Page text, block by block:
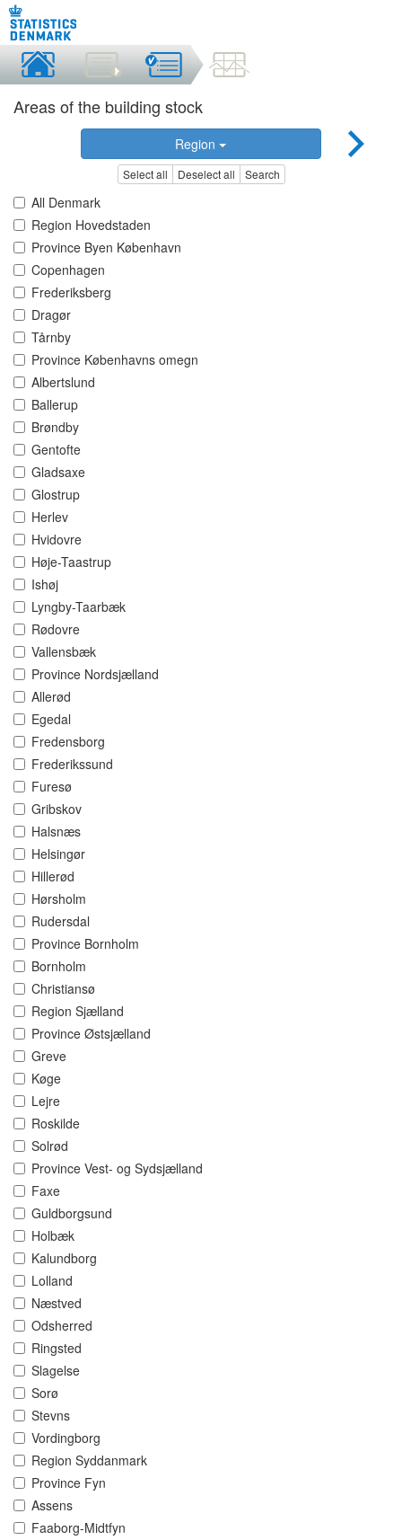
Areas of the building stock
Region
Select all Deselect all Search
All Denmark
Region Hovedstaden
Province Byen København
Copenhagen
Frederiksberg
Dragør
Tårnby
Province Københavns omegn
Albertslund
Ballerup
Brøndby
Gentofte
Gladsaxe
Glostrup
Herlev
Hvidovre
Høje-Taastrup
Ishøj
Lyngby-Taarbæk
Rødovre
Vallensbæk
Province Nordsjælland
Allerød
Egedal
Fredensborg
Frederikssund
Furesø
Gribskov
Halsnæs
Helsingør
Hillerød
Hørsholm
Rudersdal
Province Bornholm
Bornholm
Christiansø
Region Sjælland
Province Østsjælland
Greve
Køge
Lejre
Roskilde
Solrød
Province Vest- og Sydsjælland
Faxe
Guldborgsund
Holbæk
Kalundborg
Lolland
Næstved
Odsherred
Ringsted
Slagelse
Sorø
Stevns
Vordingborg
Region Syddanmark
Province Fyn
Assens
Faaborg-Midtfyn